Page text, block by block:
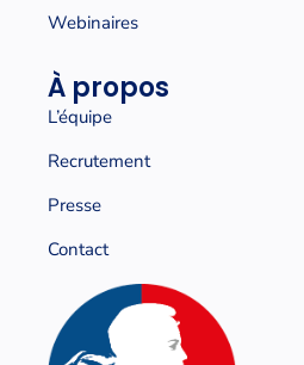
Webinaires
À propos
L’équipe
Recrutement
Presse
Contact